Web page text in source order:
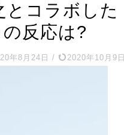
とコラボした
反応は?
年8月24日 / 2020年10月9日